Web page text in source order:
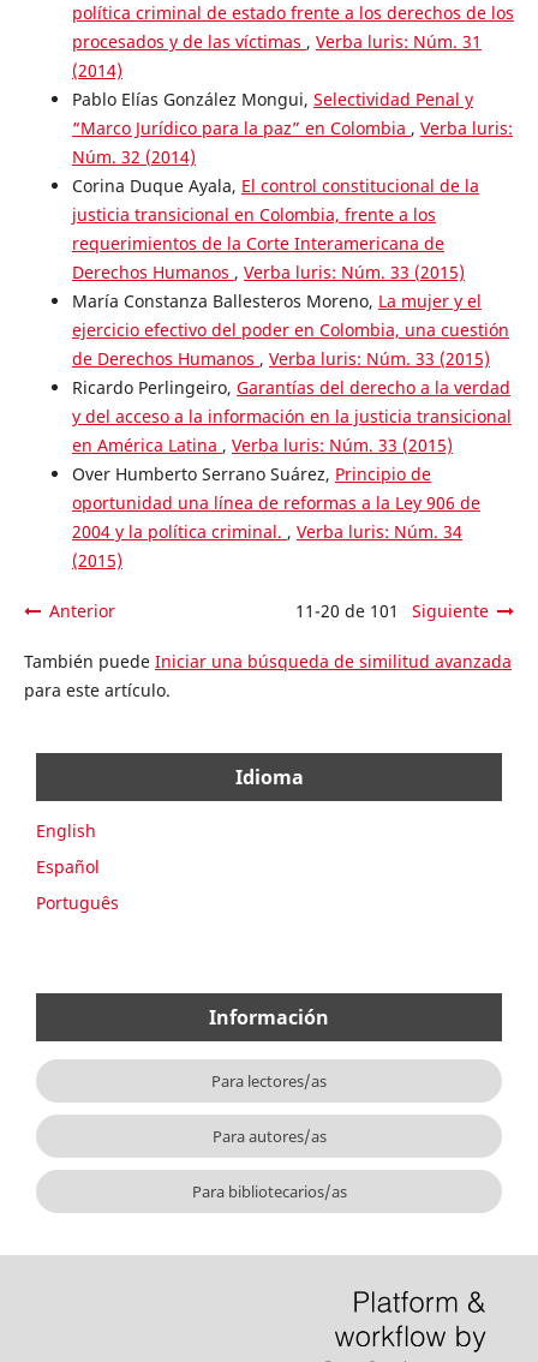
política criminal de estado frente a los derechos de los
procesados y de las víctimas , Verba luris: Núm. 31
(2014)
Pablo Elías González Mongui, Selectividad Penal y
“Marco Jurídico para la paz” en Colombia , Verba luris:
Núm. 32 (2014)
Corina Duque Ayala, El control constitucional de la
justicia transicional en Colombia, frente a los
requerimientos de la Corte Interamericana de
Derechos Humanos , Verba luris: Núm. 33 (2015)
María Constanza Ballesteros Moreno, La mujer y el
ejercicio efectivo del poder en Colombia, una cuestión
de Derechos Humanos , Verba luris: Núm. 33 (2015)
Ricardo Perlingeiro, Garantías del derecho a la verdad
y del acceso a la información en la justicia transicional
en América Latina , Verba luris: Núm. 33 (2015)
Over Humberto Serrano Suárez, Principio de
oportunidad una línea de reformas a la Ley 906 de
2004 y la política criminal. , Verba luris: Núm. 34
(2015)
Anterior 11-20 de 101 Siguiente
También puede Iniciar una búsqueda de similitud avanzada
para este artículo.
Idioma
English
Español
Português
Información
Para lectores/as
Para autores/as
Para bibliotecarios/as